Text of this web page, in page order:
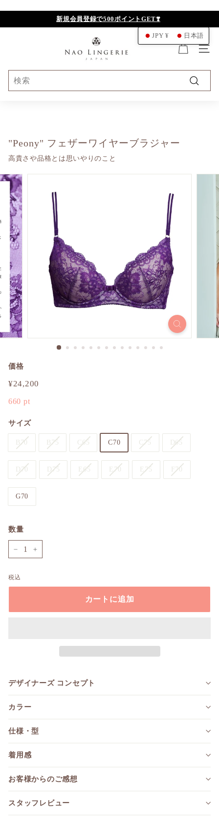
JPY ¥ 日本語
ッ
新規会員登録で500ポイントGET❣️
A
I
R
I
E
ナビ
Search
検
"Peony" フェザーワイヤーブラジャー
高貴さや品格とは思いやりのこと
価格
通
価
¥24,200
660 pt
サイズ
B70 B75 C65 C70 C75 D65
D70 D75 E65 E70 E75 F70
G70
数量
税込
カートに追加
デザイナーズ コンセプト
カラー
仕様・型
着用感
お客様からのご感想
スタッフレビュー